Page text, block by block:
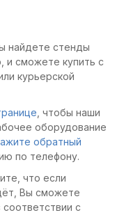
найдете стенды
и сможете купить с
курьерской
, чтобы наши
оборудование
обратный
по телефону.
что если
Вы сможете
с